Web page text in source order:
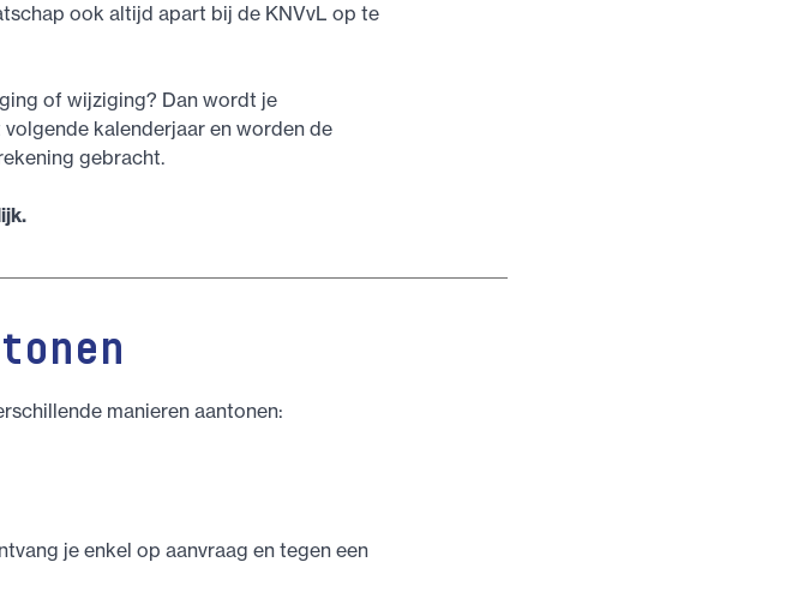
ook altijd apart bij de KNVvL op te
of wijziging? Dan wordt je
kalenderjaar en worden de
gebracht.
manieren aantonen:
je enkel op aanvraag en tegen een